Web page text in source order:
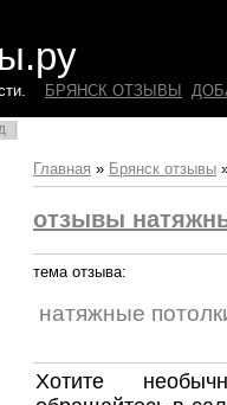
БРЯНСК ОТЗЫВЫ
Главная » Брянск отзывы
отзывы
тема отзыва:
натяжные
Хотите